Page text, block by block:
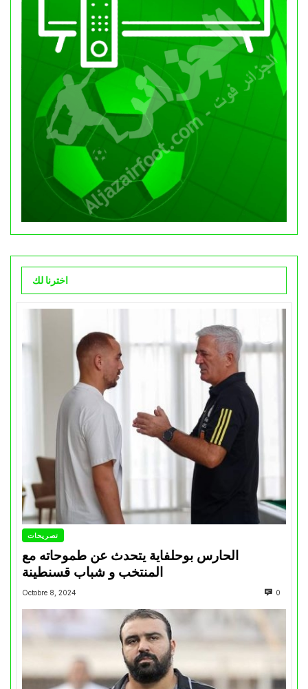
اخترنا لك
تصريحات
الحارس بوحلفاية يتحدث عن طموحاته مع
المنتخب و شباب قسنطينة
Octobre 8, 2024 0